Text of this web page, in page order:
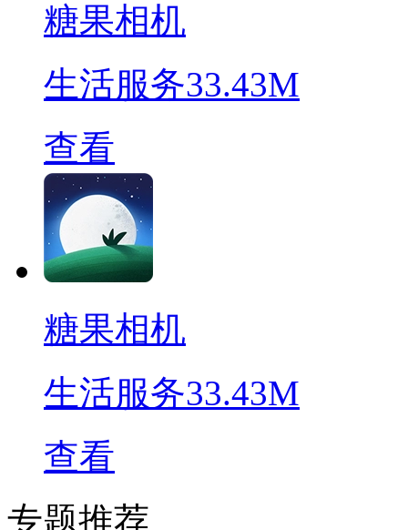
糖果相机
生活服务33.43M
查看
糖果相机
生活服务33.43M
查看
专题推荐